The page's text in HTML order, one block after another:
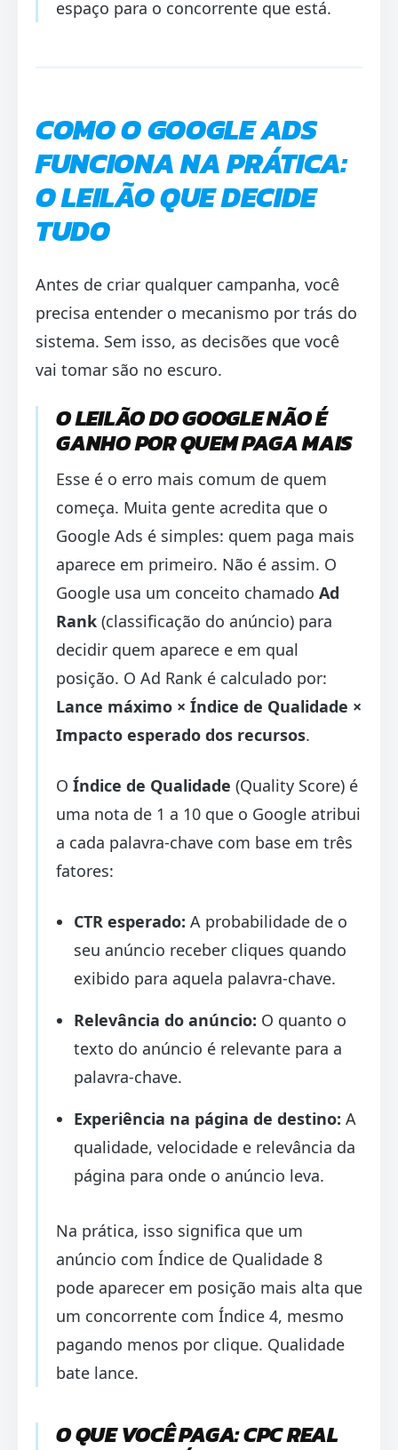
espaço para o concorrente que está.
COMO O GOOGLE ADS
FUNCIONA NA PRÁTICA:
O LEILÃO QUE DECIDE
TUDO
Antes de criar qualquer campanha, você
precisa entender o mecanismo por trás do
sistema. Sem isso, as decisões que você
vai tomar são no escuro.
O LEILÃO DO GOOGLE NÃO É
GANHO POR QUEM PAGA MAIS
Esse é o erro mais comum de quem
começa. Muita gente acredita que o
Google Ads é simples: quem paga mais
aparece em primeiro. Não é assim. O
Google usa um conceito chamado Ad
Rank (classificação do anúncio) para
decidir quem aparece e em qual
posição. O Ad Rank é calculado por:
Lance máximo × Índice de Qualidade ×
Impacto esperado dos recursos.
O Índice de Qualidade (Quality Score) é
uma nota de 1 a 10 que o Google atribui
a cada palavra-chave com base em três
fatores:
CTR esperado: A probabilidade de o
seu anúncio receber cliques quando
exibido para aquela palavra-chave.
Relevância do anúncio: O quanto o
texto do anúncio é relevante para a
palavra-chave.
Experiência na página de destino: A
qualidade, velocidade e relevância da
página para onde o anúncio leva.
Na prática, isso significa que um
anúncio com Índice de Qualidade 8
pode aparecer em posição mais alta que
um concorrente com Índice 4, mesmo
pagando menos por clique. Qualidade
bate lance.
O QUE VOCÊ PAGA: CPC REAL